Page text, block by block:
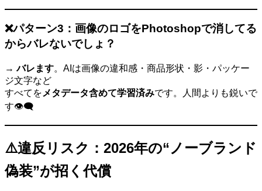
❌パターン3：画像のロゴをPhotoshopで消してる
からバレないでしょ？
→バレます。AIは画像の違和感・商品形状・影・パッケー
ジ文字など
すべてを メタデータ含めて学習済みです。人間よりも鋭いで
す👁️‍🗨️
⚠️違反リスク：2026年の“ノーブランド
偽装”が招く代償